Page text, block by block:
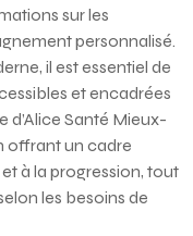
sur les
personnalisé.
il est essentiel de
et encadrées
d’Alice Santé Mieux-
offrant un cadre
à la progression, tout
les besoins de